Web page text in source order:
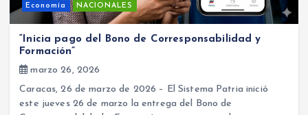
Economía NACIONALES
“Inicia pago del Bono de Corresponsabilidad y
Formación”
marzo 26, 2026
Caracas, 26 de marzo de 2026 – El Sistema Patria inició
este jueves 26 de marzo la entrega del Bono de